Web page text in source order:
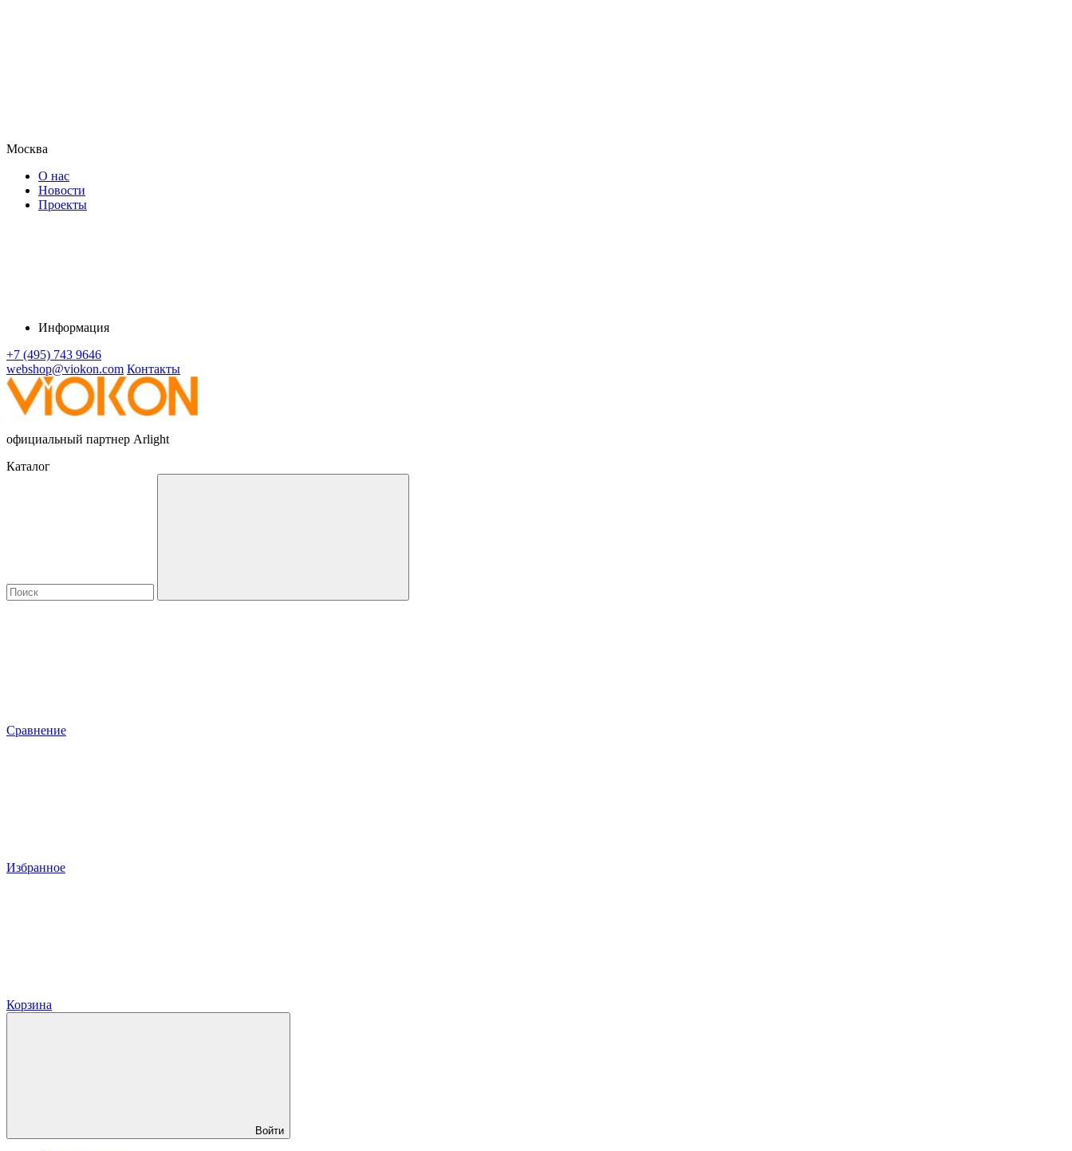
Москва
О нас
Новости
Проекты
Информация
+7 (495) 743 9646
webshop@viokon.com Контакты
официальный партнер Arlight
Каталог
Сравнение
Избранное
Корзина
Войти